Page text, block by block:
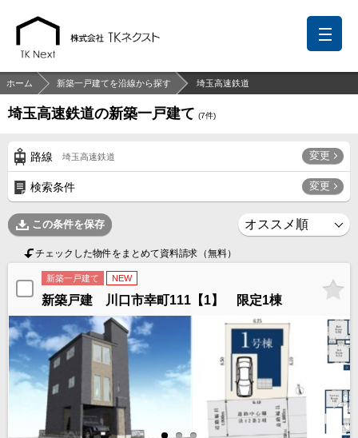
ホーム 新築一戸建てを沿線から探す 埼玉高速鉄道
埼玉高速鉄道の新築一戸建て (7件)
路線 埼玉高速鉄道 変更
検索条件 変更
この条件を保存
チェックした物件をまとめて資料請求（無料）
新築一戸建て NEW
新築戸建 川口市幸町111【1】 限定1棟
中国語での対応も可能です
お問い合わせ
営業メールは固くお断りします
お知らせ
千葉本店 松戸支店 成田支店 木更津支店
東京支店
神奈川支店
沖縄支店
現地販売会情報
千葉本店 松戸支店 成田支店 木更津支店
東京支店
神奈川支店
沖縄支店